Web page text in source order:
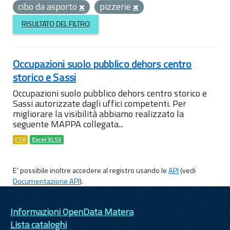
cibo da asporto
pizzerie
RISULTATO DEL FILTRO
Occupazioni suolo pubblico dehors centro
storico e Sassi
Occupazioni suolo pubblico dehors centro storico e
Sassi autorizzate dagli uffici competenti. Per
migliorare la visibilità abbiamo realizzato la
seguente MAPPA collegata...
CSV Excel XLSX
E' possibile inoltre accedere al registro usando leAPI(vedi
Documentazione API).
Informazioni OpenData Matera
Lista cataloghi